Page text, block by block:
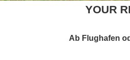
YOUR
Ab Flughafen